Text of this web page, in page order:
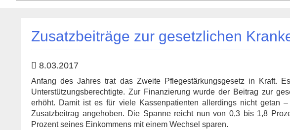
Zusatzbeiträge zur gesetzlichen
8.03.2017
Anfang des Jahres trat das Zweite Pflegestärkungsgesetz in Kraft.
Unterstützungsberechtigte. Zur Finanzierung wurde der Beitrag zur
erhöht. Damit ist es für viele Kassenpatienten allerdings nicht getan
Zusatzbeitrag angehoben. Die Spanne reicht nun von 0,3 bis 1,8
Prozent seines Einkommens mit einem Wechsel sparen.